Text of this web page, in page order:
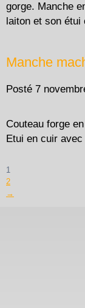
gorge. Manche
laiton et son
Manche
Posté 7
Couteau forge
Etui en cuir
1
2
→